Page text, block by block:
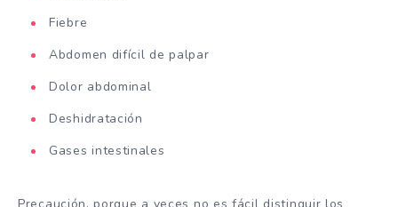
Fiebre
Abdomen difícil de palpar
Dolor abdominal
Deshidratación
Gases intestinales